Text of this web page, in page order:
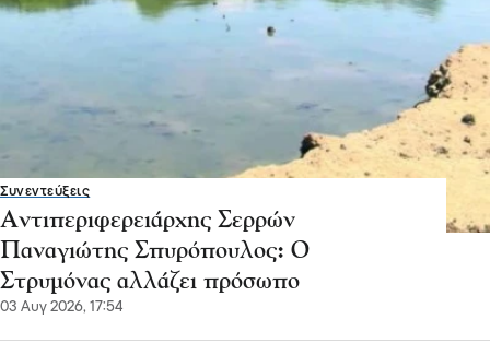
Συνεντεύξεις
Αντιπεριφερειάρχης Σερρών
Παναγιώτης Σπυρόπουλος: Ο
Στρυμόνας αλλάζει πρόσωπο
03 Αυγ 2026, 17:54